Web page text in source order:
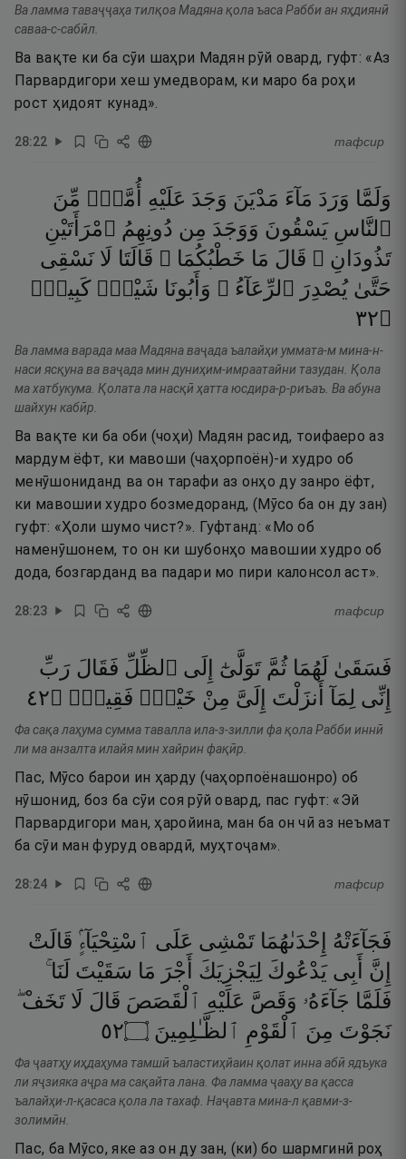
Ва ламма таваҷҷаҳа тилқоа Мадяна қола ъаса Рабби ан яҳдиянӣ
саваа-с-сабӣл.
Ва вақте ки ба сӯи шаҳри Мадян рӯй овард, гуфт: «Аз
Парвардигори хеш умедворам, ки маро ба роҳи
рост ҳидоят кунад».
28:22 тафсир
وَلَمَّا وَرَدَ مَآءَ مَدْيَنَ وَجَدَ عَلَيْهِ أُمَّةًۭ مِّنَ
ٱلنَّاسِ يَسْقُونَ وَوَجَدَ مِن دُونِهِمُ ٱمْرَأَتَيْنِ
تَذُودَانِ ۖ قَالَ مَا خَطْبُكُمَا ۖ قَالَتَا لَا نَسْقِى
حَتَّىٰ يُصْدِرَ ٱلرِّعَآءُ ۖ وَأَبُونَا شَيْخٌۭ كَبِيرٌۭ
۝٢٣
Ва ламма варада маа Мадяна ваҷада ъалайҳи уммата-м мина-н-
наси ясқуна ва ваҷада мин дуниҳим-имраатайни тазудан. Қола
ма хатбукума. Қолата ла насқӣ ҳатта юсдира-р-риъаъ. Ва абуна
шайхун кабӣр.
Ва вақте ки ба оби (чоҳи) Мадян расид, тоифаеро аз
мардум ёфт, ки мавоши (чаҳорпоён)-и худро об
менӯшониданд ва он тарафи аз онҳо ду занро ёфт,
ки мавошии худро бозмедоранд, (Мӯсо ба он ду зан)
гуфт: «Ҳоли шумо чист?». Гуфтанд: «Мо об
наменӯшонем, то он ки шубонҳо мавошии худро об
дода, бозгарданд ва падари мо пири калонсол аст».
28:23 тафсир
فَسَقَىٰ لَهُمَا ثُمَّ تَوَلَّىٰٓ إِلَى ٱلظِّلِّ فَقَالَ رَبِّ
إِنِّى لِمَآ أَنزَلْتَ إِلَىَّ مِنْ خَيْرٍۢ فَقِيرٌۭ ۝٢٤
Фа сақа лаҳума сумма тавалла ила-з-зилли фа қола Рабби иннӣ
ли ма анзалта илайя мин хайрин фақӣр.
Пас, Мӯсо барои ин ҳарду (чаҳорпоёнашонро) об
нӯшонид, боз ба сӯи соя рӯй овард, пас гуфт: «Эй
Парвардигори ман, ҳаройина, ман ба он чӣ аз неъмат
ба сӯи ман фуруд овардӣ, муҳтоҷам».
28:24 тафсир
فَجَآءَتْهُ إِحْدَىٰهُمَا تَمْشِى عَلَى ٱسْتِحْيَآءٍۢ قَالَتْ
إِنَّ
أَبِى يَدْعُوكَ لِيَجْزِيَكَ أَجْرَ مَا سَقَيْتَ لَنَا ۚ
فَلَمَّا جَآءَهُۥ وَقَصَّ عَلَيْهِ ٱلْقَصَصَ قَالَ لَا تَخَفْ ۖ
نَجَوْتَ مِنَ ٱلْقَوْمِ ٱلظَّـٰلِمِينَ ۝٢٥
Фа ҷаатҳу иҳдаҳума тамшӣ ъаластиҳйаин қолат инна абӣ ядъука
ли яҷзияка аҷра ма сақайта лана. Фа ламма ҷааҳу ва қасса
ъалайҳи-л-қасаса қола ла тахаф. Наҷавта мина-л қавми-з-
золимӣн.
Пас, ба Мӯсо, яке аз он ду зан, (ки) бо шармгинӣ роҳ